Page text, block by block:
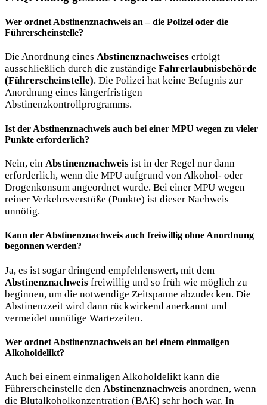
Wer ordnet Abstinenznachweis an – die Polizei oder die
Führerscheinstelle?
Die Anordnung eines Abstinenznachweises erfolgt
ausschließlich durch die zuständige Fahrerlaubnisbehörde
(Führerscheinstelle). Die Polizei hat keine Befugnis zur
Anordnung eines längerfristigen
Abstinenzkontrollprogramms.
Ist der Abstinenznachweis auch bei einer MPU wegen zu vieler
Punkte erforderlich?
Nein, ein Abstinenznachweis ist in der Regel nur dann
erforderlich, wenn die MPU aufgrund von Alkohol- oder
Drogenkonsum angeordnet wurde. Bei einer MPU wegen
reiner Verkehrsverstöße (Punkte) ist dieser Nachweis
unnötig.
Kann der Abstinenznachweis auch freiwillig ohne Anordnung
begonnen werden?
Ja, es ist sogar dringend empfehlenswert, mit dem
Abstinenznachweis freiwillig und so früh wie möglich zu
beginnen, um die notwendige Zeitspanne abzudecken. Die
Abstinenzzeit wird dann rückwirkend anerkannt und
vermeidet unnötige Wartezeiten.
Wer ordnet Abstinenznachweis an bei einem einmaligen
Alkoholdelikt?
Auch bei einem einmaligen Alkoholdelikt kann die
Führerscheinstelle den Abstinenznachweis anordnen, wenn
die Blutalkoholkonzentration (BAK) sehr hoch war. In